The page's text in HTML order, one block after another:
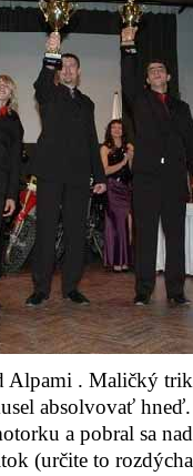
Alpami . Maličký
absolvovať
a pobral sa
(určite to